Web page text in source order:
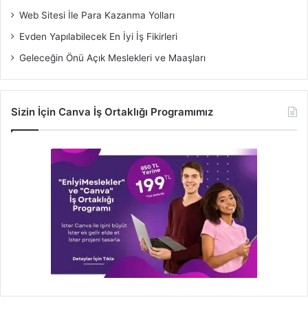
Web Sitesi İle Para Kazanma Yolları
Evden Yapılabilecek En İyi İş Fikirleri
Geleceğin Önü Açık Meslekleri ve Maaşları
Sizin İçin Canva İş Ortaklığı Programımız